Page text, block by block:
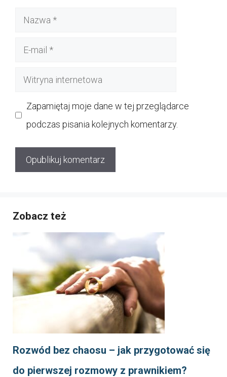
Nazwa
Witryna
Zapamiętaj moje dane w tej przeglądarce
podczas pisania kolejnych komentarzy.
Zobacz też
Rozwód bez chaosu – jak przygotować się
do pierwszej rozmowy z prawnikiem?